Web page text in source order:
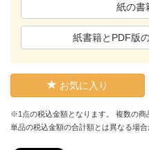
紙の書
紙書籍とPDF版
お気に入り
※1点の税込金額となります。 複数の商
単品の税込金額の合計額とは異なる場